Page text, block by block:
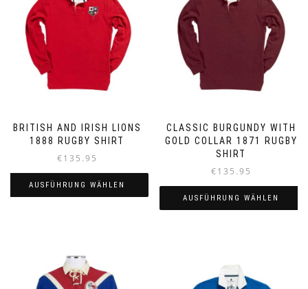
BRITISH AND IRISH LIONS
1888 RUGBY SHIRT
€135.95
AUSFÜHRUNG WÄHLEN
Varianten
auf.
CLASSIC BURGUNDY WITH
GOLD COLLAR 1871 RUGBY
SHIRT
€135.95
AUSFÜHRUNG WÄHLEN
mehrere
Varianten